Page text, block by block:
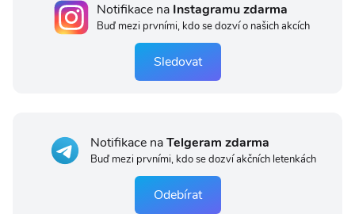
Notifikace na Instagramu zdarma
Buď mezi prvními, kdo se dozví o našich akcích
Sledovat
Notifikace naTelgeram zdarma
Buď mezi prvními, kdo se dozví akčních letenkách
Odebírat